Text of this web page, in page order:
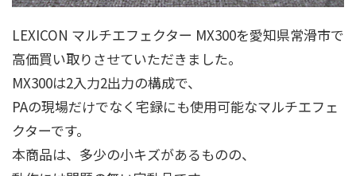
LEXICON マルチエフェクター MX300を愛知県常滑市で
高価買い取りさせていただきました。
MX300は2入力2出力の構成で、
PAの現場だけでなく宅録にも使用可能なマルチエフェ
クターです。
本商品は、多少の小キズがあるものの、